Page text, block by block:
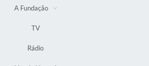
A Fundação
TV
Rádio